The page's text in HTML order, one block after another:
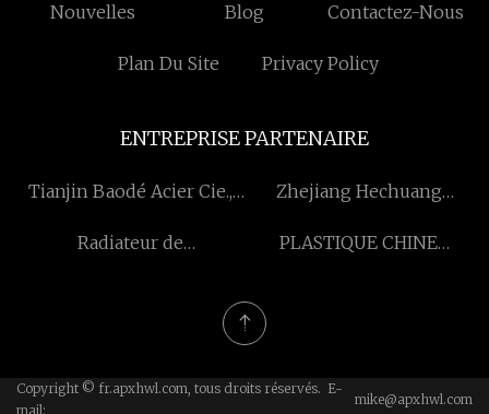
Nouvelles Blog Contactez-Nous
Plan Du Site Privacy Policy
ENTREPRISE PARTENAIRE
Tianjin Baodé Acier Cie.,
Zhejiang Hechuang
Co., Ltd
Radiateur de
production automatique
PLASTIQUE CHINE
Copyright © fr.apxhwl.com, tous droits réservés. E-
mail:
mike@apxhwl.com